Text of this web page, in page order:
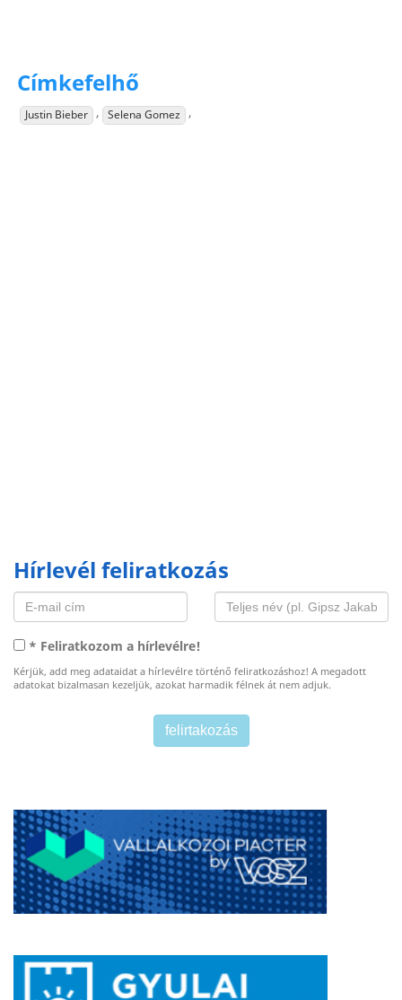
Címkefelhő
Justin Bieber , Selena Gomez ,
Hírlevél feliratkozás
* Feliratkozom a hírlevélre!
Kérjük, add meg adataidat a hírlevélre történő feliratkozáshoz! A megadott
adatokat bizalmasan kezeljük, azokat harmadik félnek át nem adjuk.